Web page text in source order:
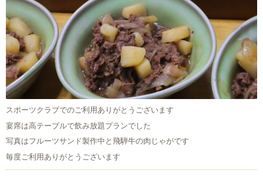
スポーツクラブでのご利用ありがとうございます
宴席は高テーブルで飲み放題プランでした
写真はフルーツサンド製作中と飛騨牛の肉じゃがです
毎度ご利用ありがとうございます